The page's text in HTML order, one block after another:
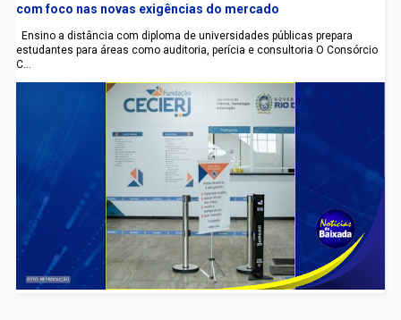
com foco nas novas exigências do mercado
Ensino a distância com diploma de universidades públicas prepara
estudantes para áreas como auditoria, perícia e consultoria O Consórcio
C...